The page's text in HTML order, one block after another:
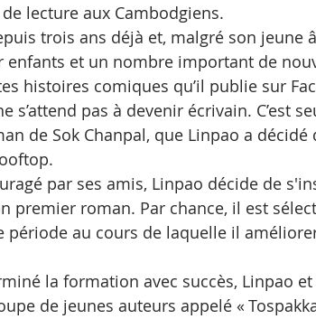
lecture aux Cambodgiens.
trois ans déjà et, malgré son jeune
enfants et un nombre important de
histoires comiques qu’il publie sur
s’attend pas à devenir écrivain. C’est
de Sok Chanpal, que Linpao a
par ses amis, Linpao décide de
premier roman. Par chance, il est
période au cours de laquelle il
la formation avec succès, Linpao
de jeunes auteurs appelé «